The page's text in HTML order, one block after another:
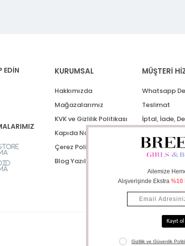
EDİN KURUMSAL
Hakkımızda
Mağazalarımız
KVK ve Gizlilik Politikası
Kapıda Nakit Ödeme
Çerez Politikası
Blog Yazıları
MÜŞTERİ
Whatsapp
Teslimat
İptal, İade,